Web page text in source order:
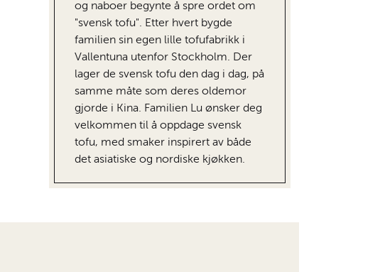
og naboer begynte å spre ordet om
"svensk tofu". Etter hvert bygde
familien sin egen lille tofufabrikk i
Vallentuna utenfor Stockholm. Der
lager de svensk tofu den dag i dag, på
samme måte som deres oldemor
gjorde i Kina. Familien Lu ønsker deg
velkommen til å oppdage svensk
tofu, med smaker inspirert av både
det asiatiske og nordiske kjøkken.